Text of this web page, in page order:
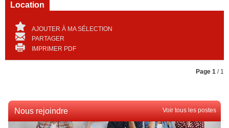
Location
AJOUTER À MA SÉLECTION
PARTAGER
IMPRIMER PDF
Page 1 / 1
Nous rejoindre Voir tous les postes